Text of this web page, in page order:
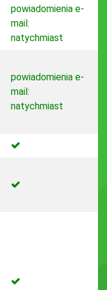
powiadomienia e-
mail:
natychmiast
powiadomienia e-
mail:
natychmiast